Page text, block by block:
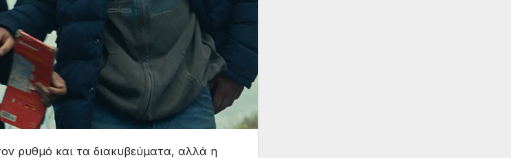
ρυθμό και τα διακυβεύματα, αλλά η